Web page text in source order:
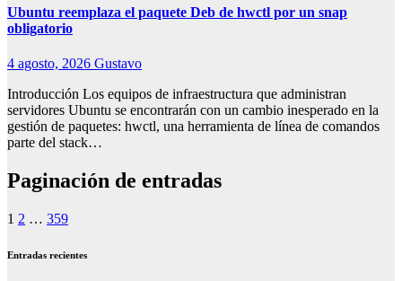
Ubuntu reemplaza el paquete Deb de hwctl por un snap
obligatorio
4 agosto, 2026 Gustavo
Introducción Los equipos de infraestructura que administran
servidores Ubuntu se encontrarán con un cambio inesperado en la
gestión de paquetes: hwctl, una herramienta de línea de comandos
parte del stack…
Paginación de entradas
1 2 … 359
Entradas recientes